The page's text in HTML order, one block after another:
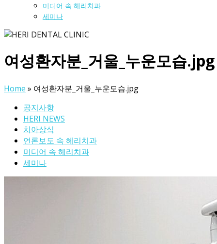
미디어 속 헤리치과
세미나
여성환자분_거울_누운모습.jpg
Home » 여성환자분_거울_누운모습.jpg
공지사항
HERI NEWS
치아상식
언론보도 속 헤리치과
미디어 속 헤리치과
세미나